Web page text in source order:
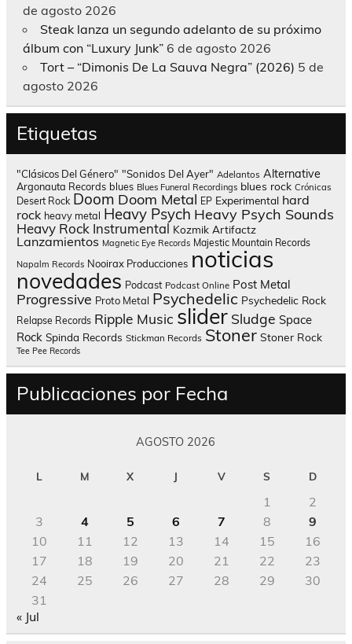
de agosto 2026
Steak lanza un segundo adelanto de su próximo
álbum con “Luxury Junk” 6 de agosto 2026
Tort – “Dimonis De La Sauva Negra” (2026) 5 de
agosto 2026
Etiquetas
"Clásicos Del Género" "Sonidos Del Ayer" Adelantos Alternative
Argonauta Records blues Blues Funeral Recordings blues rock Crónicas
Desert Rock Doom Doom Metal EP Experimental hard
rock heavy metal Heavy Psych Heavy Psych Sounds
Heavy Rock Instrumental Kozmik Artifactz
Lanzamientos Magnetic Eye Records Majestic Mountain Records
Napalm Records Nooirax Producciones noticias
novedades Podcast Podcast Online Post Metal
Progressive Proto Metal Psychedelic Psychedelic Rock
Relapse Records Ripple Music slider Sludge Space
Rock Spinda Records Stickman Records Stoner Stoner Rock
Tee Pee Records
Publicaciones por Fecha
AGOSTO 2026
L M X J V S D
1
2
3
4 5 6 7 8
9
10
11 12 13 14 15
16
17
18 19 20 21 22
23
24
25 26 27 28 29
30
31
« Jul